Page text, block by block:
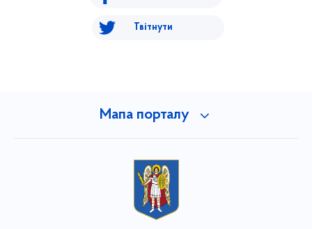
Твітнути
Мапа порталу